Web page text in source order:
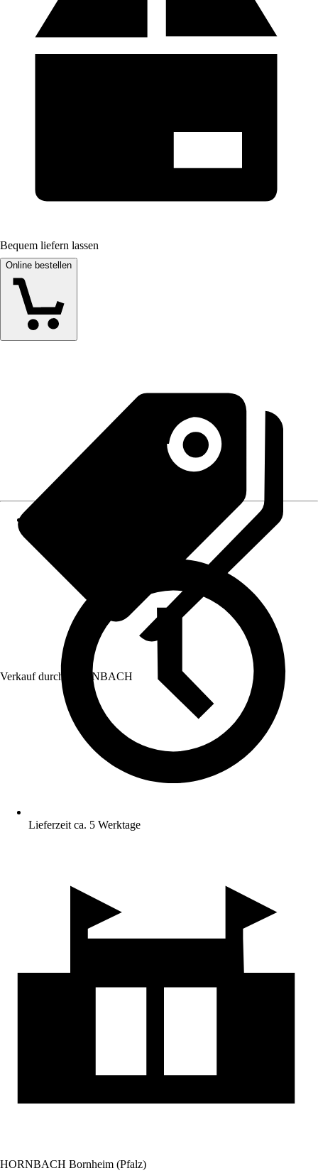
Bequem liefern lassen
Online bestellen
Verkauf durch: HORNBACH
Lieferzeit ca. 5 Werktage
HORNBACH Bornheim (Pfalz)